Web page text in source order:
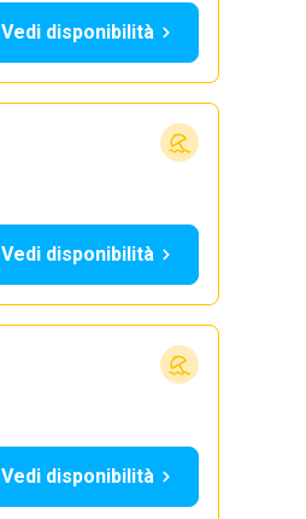
Vedi disponibilità
Vedi disponibilità
Vedi disponibilità